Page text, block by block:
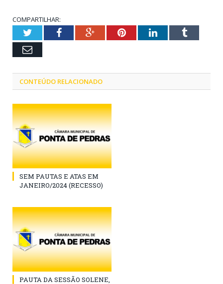
COMPARTILHAR:
TwitterFacebookGoogle+PinterestLinkedInTumblr
Email
CONTEÚDO RELACIONADO
SEM PAUTAS E ATAS EM
JANEIRO/2024 (RECESSO)
PAUTA DA SESSÃO SOLENE,